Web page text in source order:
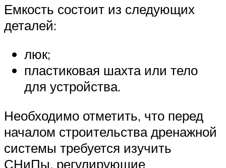
Емкость состоит из следующих
деталей:
люк;
пластиковая шахта или тело
для устройства.
Необходимо отметить, что перед
началом строительства дренажной
системы требуется изучить
СНиПы, регулирующие